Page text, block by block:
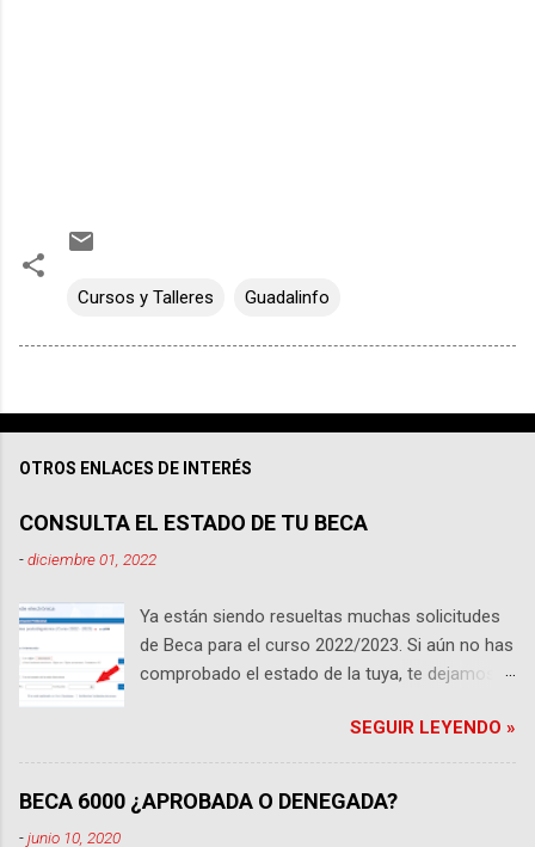
Cursos y Talleres Guadalinfo
OTROS ENLACES DE INTERÉS
CONSULTA EL ESTADO DE TU BECA
-diciembre 01, 2022
Ya están siendo resueltas muchas solicitudes
de Beca para el curso 2022/2023. Si aún no has
comprobado el estado de la tuya, te dejamos
eres universitario , tu beca será gestionada por
el Ministerio de Educación y será en su web
donde debes consultarla, si por el contrario
estas cursando estudios no universitarios de
SEGUIR LEYENDO »
BECA 6000 ¿APROBADA O DENEGADA?
-junio 10, 2020